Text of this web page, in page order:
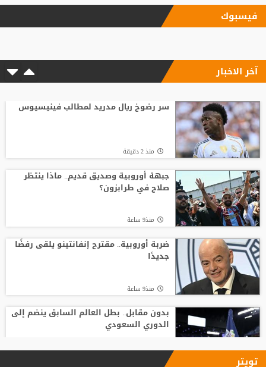
17 مليون يورو سنويا.. صلاح يصل إسطنبول
سعودي !!
موعد توقيع عقد محمد صلاح مع طرابزون
من الأهلي السعودي للبريميرليج.. يايسله
يقود نيوكاسل رسميًا
فيسبوك
آخر الاخبار
سر رضوخ ريال مدريد لمطالب فينيسيوس
منذ 2 دقيقة
جبهة أوروبية وصديق قديم.. ماذا ينتظر
صلاح في طرابزون؟
منذ9 ساعة
ضربة أوروبية.. مقترح إنفانتينو يلقى رفضًا
جديدًا
منذ9 ساعة
بدون مقابل.. بطل العالم السابق ينضم إلى
الدوري السعودي
تويتر